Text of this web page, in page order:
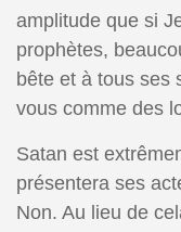
amplitude que si
prophètes,
bête et à tous ses
vous comme des
Satan est
présentera ses
Non. Au lieu de